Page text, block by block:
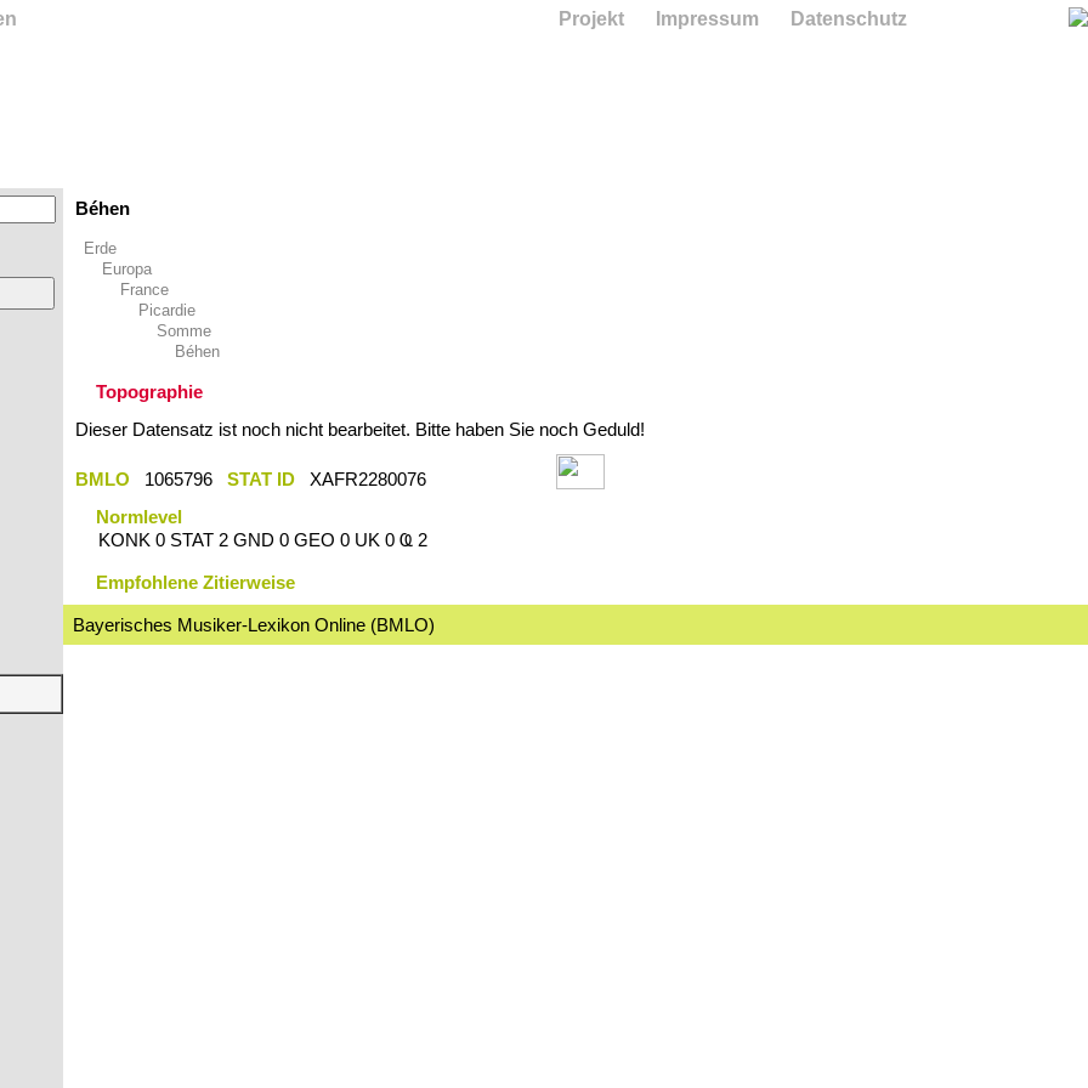
Béhen
Erde
Europa
France
Picardie
Somme
Béhen
Topographie
Dieser Datensatz ist noch nicht bearbeitet. Bitte haben Sie noch Geduld!
BMLO 1065796 STAT ID
XAFR2280076
Normlevel
KONK 0 STAT 2 GND 0 GEO 0 UK 0 Ҩ 2
Empfohlene Zitierweise
Bayerisches Musiker-Lexikon Online (BMLO)
Projekt Impressum Datenschutz